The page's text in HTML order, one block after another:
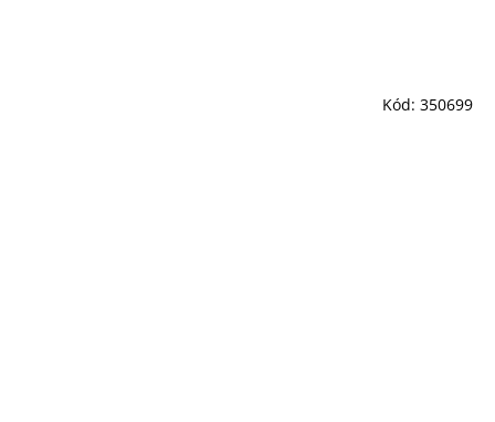
Kód: 350699